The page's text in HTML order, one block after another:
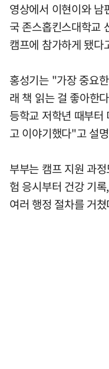
영상에서 이현이와 남
국 존스홉킨스대학교
캠프에 참가하게 됐다
홍성기는 "가장 중요
래 책 읽는 걸 좋아한
등학교 저학년 때부터
고 이야기했다"고 설
부부는 캠프 지원 과
험 응시부터 건강 기
여러 행정 절차를 거